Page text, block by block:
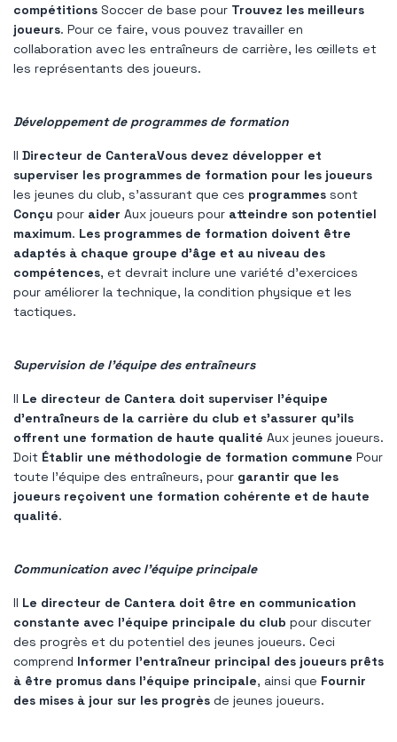
compétitions Soccer de base pour Trouvez les meilleurs
joueurs. Pour ce faire, vous pouvez travailler en
collaboration avec les entraîneurs de carrière, les œillets et
les représentants des joueurs.
Développement de programmes de formation
Il Directeur de CanteraVous devez développer et
superviser les programmes de formation pour les joueurs
les jeunes du club, s'assurant que ces programmes sont
Conçu pour aider Aux joueurs pour atteindre son potentiel
maximum. Les programmes de formation doivent être
adaptés à chaque groupe d'âge et au niveau des
compétences, et devrait inclure une variété d'exercices
pour améliorer la technique, la condition physique et les
tactiques.
Supervision de l'équipe des entraîneurs
Il Le directeur de Cantera doit superviser l'équipe
d'entraîneurs de la carrière du club et s'assurer qu'ils
offrent une formation de haute qualité Aux jeunes joueurs.
Doit Établir une méthodologie de formation commune Pour
toute l'équipe des entraîneurs, pour garantir que les
joueurs reçoivent une formation cohérente et de haute
qualité.
Communication avec l'équipe principale
Il Le directeur de Cantera doit être en communication
constante avec l'équipe principale du club pour discuter
des progrès et du potentiel des jeunes joueurs. Ceci
comprend Informer l'entraîneur principal des joueurs prêts
à être promus dans l'équipe principale, ainsi que Fournir
des mises à jour sur les progrès de jeunes joueurs.